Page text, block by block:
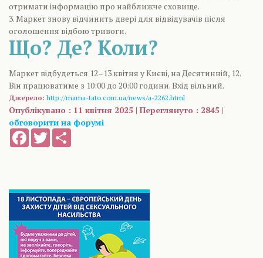
отримати інформацію про найближче сховище.
3. Маркет знову відчинить двері для відвідувачів після
оголошення відбою тривоги.
Що? Де? Коли?
Маркет відбудеться 12–13 квітня у Києві, на Десятинній, 12.
Він працюватиме з 10:00 до 20:00 години. Вхід вільний.
Джерело: http://mama-tato.com.ua/news/a-2262.html
Опублікувано : 11 квітня 2025 | Переглянуто : 2845 |
обговорити на форумі
FacebookTwitter